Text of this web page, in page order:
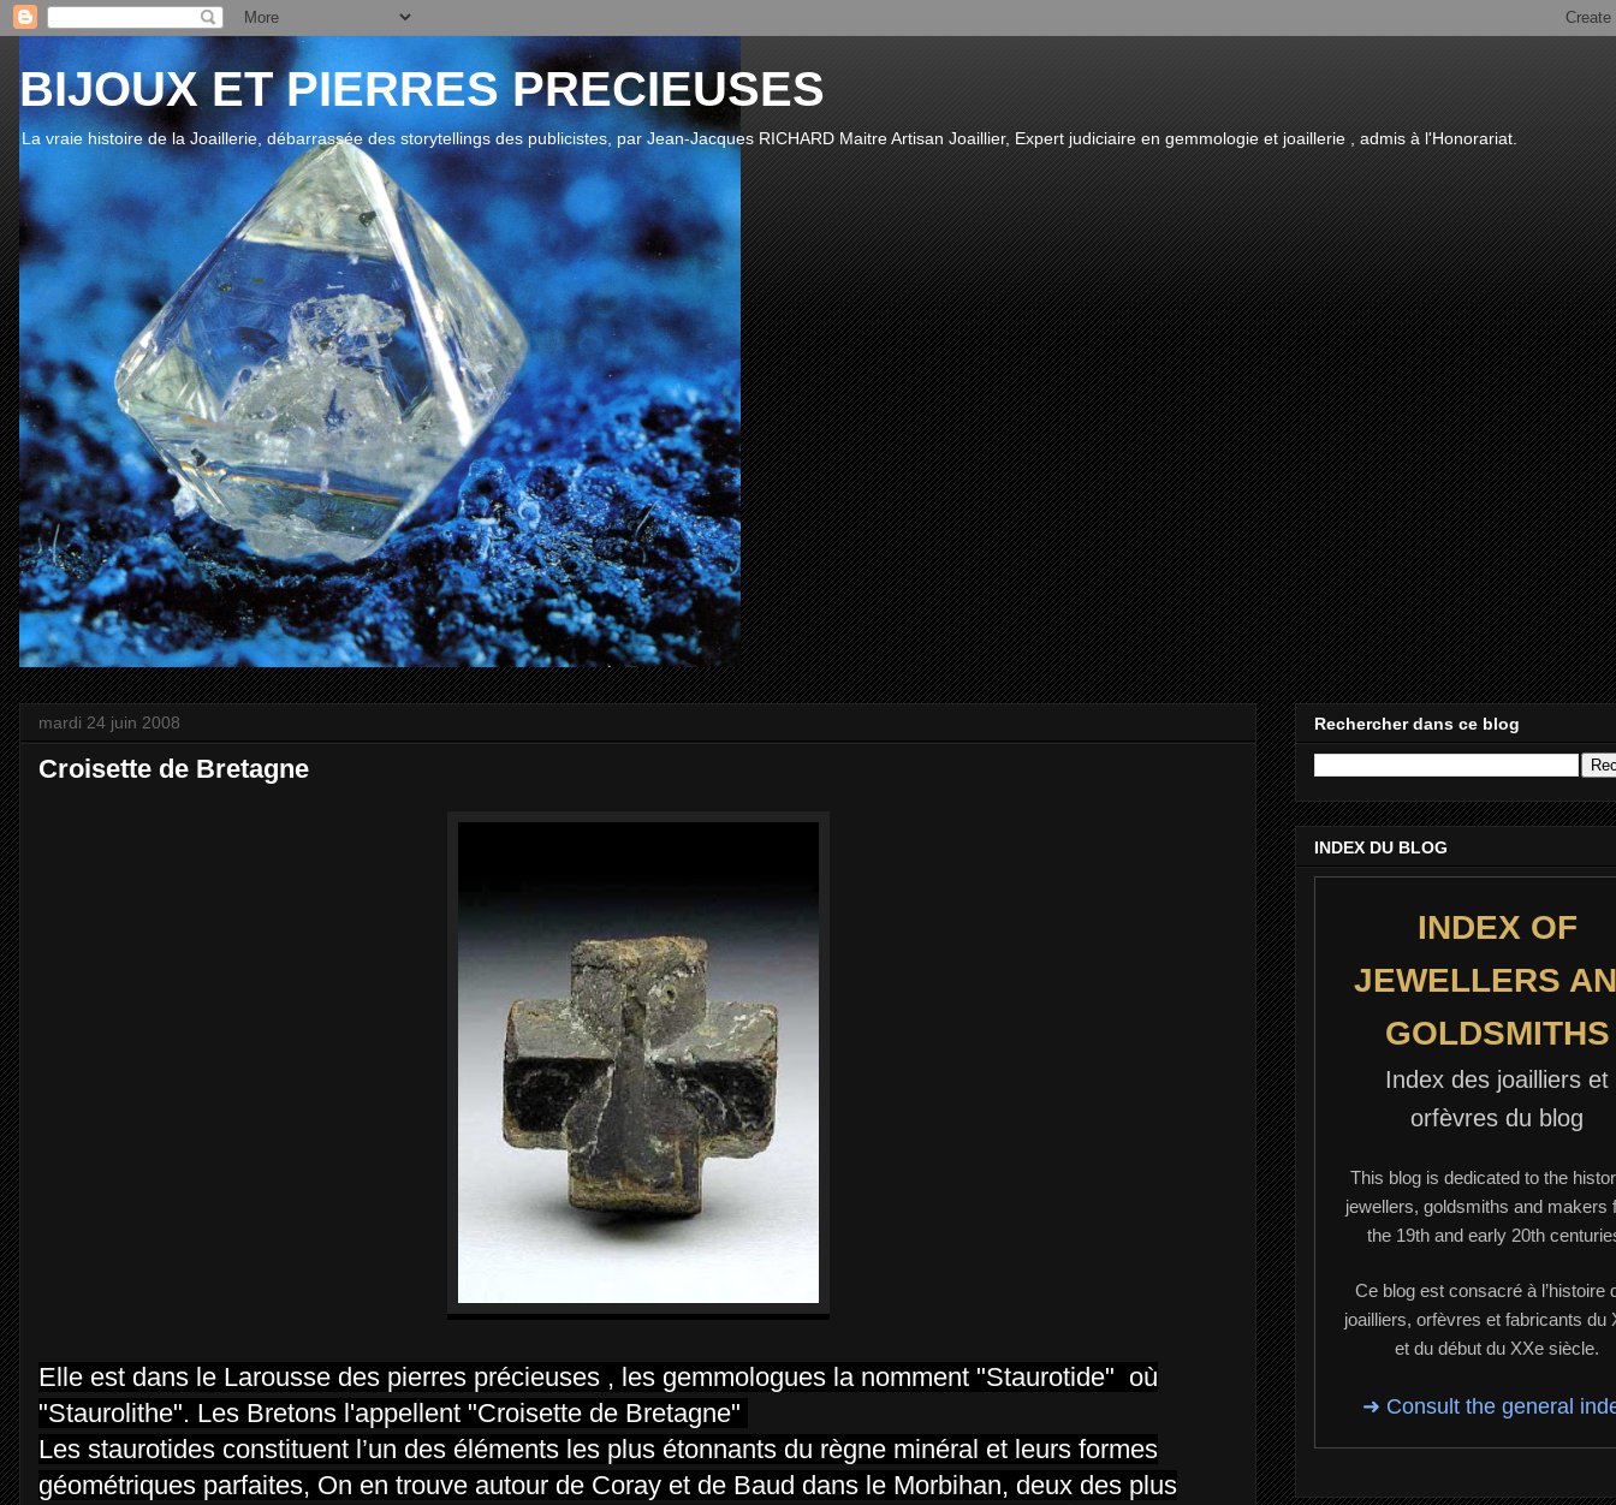
BIJOUX ET PIERRES PRECIEUSES
La vraie histoire de la Joaillerie, débarrassée des storytellings des publicistes, par Jean-Jacques RICHARD Maitre Artisan Joaillier, Expert judiciaire en gemmologie et joaillerie , admis à l'Honorariat.
mardi 24 juin 2008
Croisette de Bretagne
Elle est dans le Larousse des pierres précieuses , les gemmologues la nomment "Staurotide" où
"Staurolithe". Les Bretons l'appellent "Croisette de Bretagne"
Les staurotides constituent l’un des éléments les plus étonnants du règne minéral et leurs formes
géométriques parfaites, On en trouve autour de Coray et de Baud dans le Morbihan, deux des plus
Rechercher dans ce blog
INDEX DU BLOG
INDEX OF
JEWELLERS
GOLDSMITHS
Index des joailliers et
orfèvres du blog
This blog is dedicated to the
jewellers, goldsmiths and makers
the 19th and early 20th
Ce blog est consacré à l’histoire
joailliers, orfèvres et fabricants du
et du début du XXe siècle.
➜ Consult the general